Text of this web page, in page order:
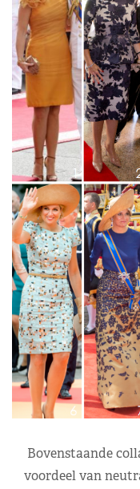
Bovenstaande
voordeel van